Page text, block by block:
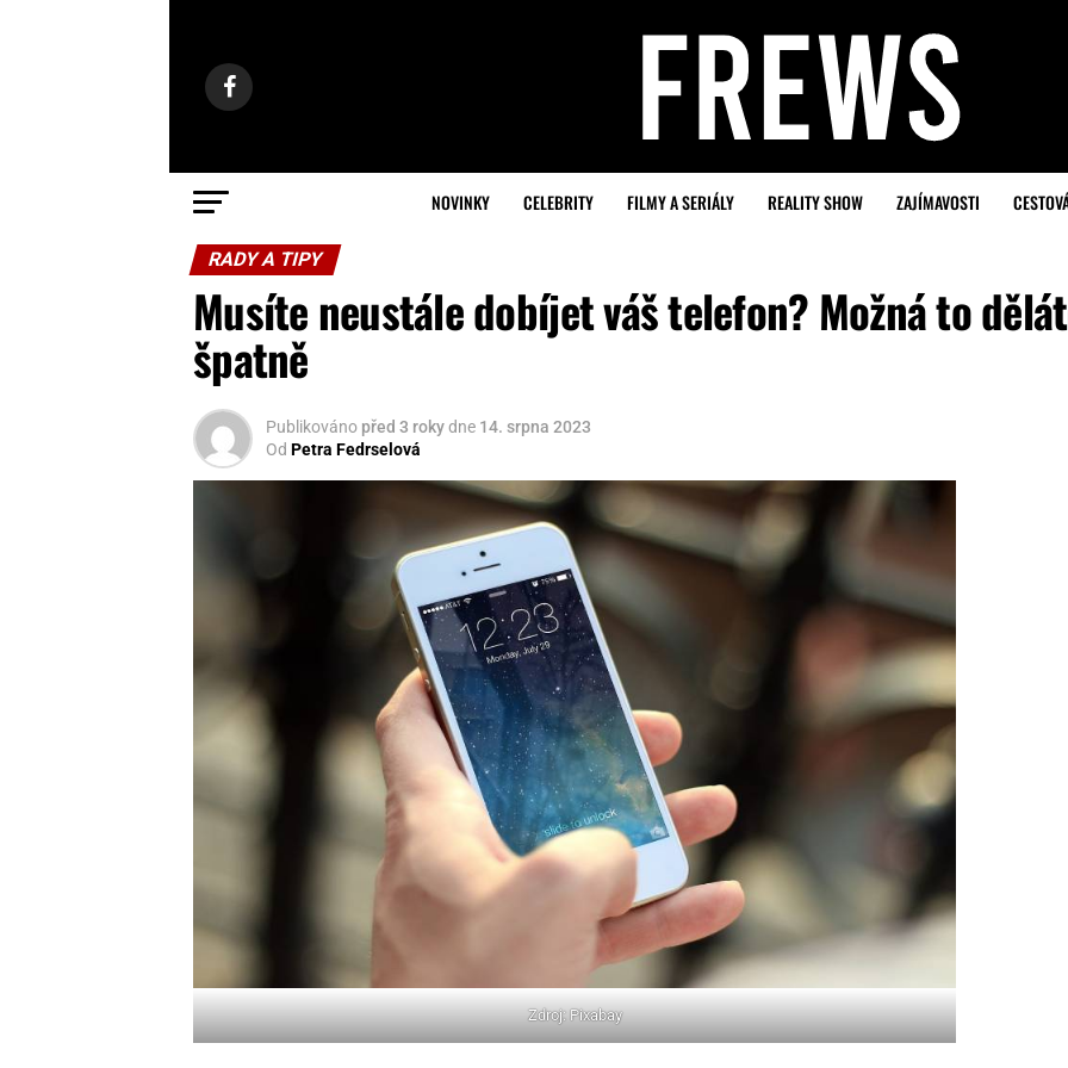
NOVINKY CELEBRITY FILMY A SERIÁLY REALITY SHOW ZAJÍMAVOSTI
RADY A TIPY
Musíte neustále dobíjet váš telefon? Možná to
špatně
Publikováno před 3 rokydne 14. srpna 2023
Od Petra Fedrselová
Zdroj: Pixabay